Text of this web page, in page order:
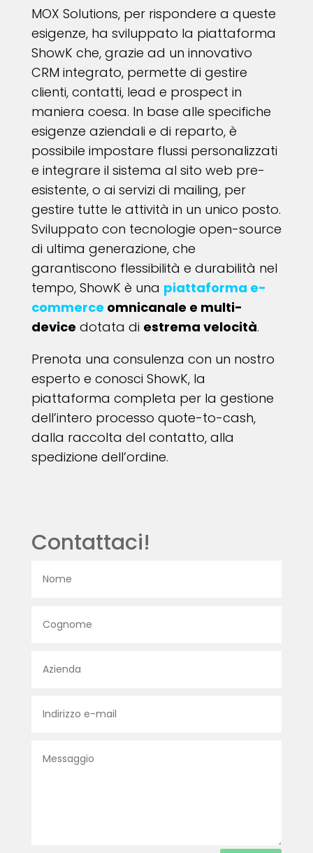
MOX Solutions, per rispondere a queste
esigenze, ha sviluppato la piattaforma
ShowK che, grazie ad un innovativo
CRM integrato, permette di gestire
clienti, contatti, lead e prospect in
maniera coesa. In base alle specifiche
esigenze aziendali e di reparto, è
possibile impostare flussi personalizzati
e integrare il sistema al sito web pre-
esistente, o ai servizi di mailing, per
gestire tutte le attività in un unico posto.
Sviluppato con tecnologie open-source
di ultima generazione, che
garantiscono flessibilità e durabilità nel
tempo, ShowK è una piattaforma e-
commerce omnicanale e multi-
device dotata di estrema velocità.
Prenota una consulenza con un nostro
esperto e conosci ShowK, la
piattaforma completa per la gestione
dell’intero processo quote-to-cash,
dalla raccolta del contatto, alla
spedizione dell’ordine.
Contattaci!